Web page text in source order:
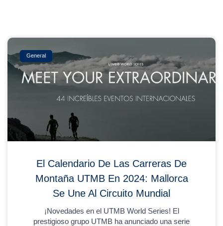
General
El Calendario De Las Carreras De
Montaña UTMB En 2024: Mallorca
Se Une Al Circuito Mundial
¡Novedades en el UTMB World Series! El
prestigioso grupo UTMB ha anunciado una serie